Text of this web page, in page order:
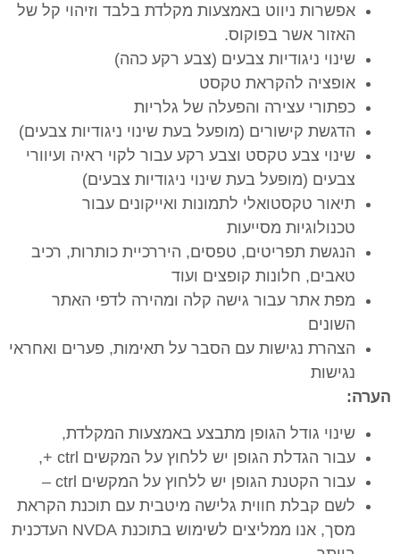
אפשרות ניווט באמצעות מקלדת בלבד וזיהוי קל של
האזור אשר בפוקוס.
שינוי ניגודיות צבעים (צבע רקע כהה)
אופציה להקראת טקסט
כפתורי עצירה והפעלה של גלריות
הדגשת קישורים (מופעל בעת שינוי ניגודיות צבעים)
שינוי צבע טקסט וצבע רקע עבור לקוי ראיה ועיוורי
צבעים (מופעל בעת שינוי ניגודיות צבעים)
תיאור טקסטואלי לתמונות ואייקונים עבור
טכנולוגיות מסייעות
הנגשת תפריטים, טפסים, היררכיית כותרות, רכיב
טאבים, חלונות קופצים ועוד
מפת אתר עבור גישה קלה ומהירה לדפי האתר
השונים
הצהרת נגישות עם הסבר על תאימות, פערים ואחראי
נגישות
הערה:
שינוי גודל הגופן מתבצע באמצעות המקלדת,
עבור הגדלת הגופן יש ללחוץ על המקשים ctrl +,
עבור הקטנת הגופן יש ללחוץ על המקשים ctrl –
לשם קבלת חווית גלישה מיטבית עם תוכנת הקראת
מסך, אנו ממליצים לשימוש בתוכנת NVDA העדכנית